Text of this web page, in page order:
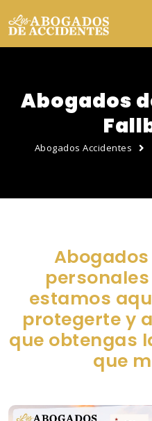
Abogados
Abogados Accidentes
estamos
protegerte y
que obtengas
que